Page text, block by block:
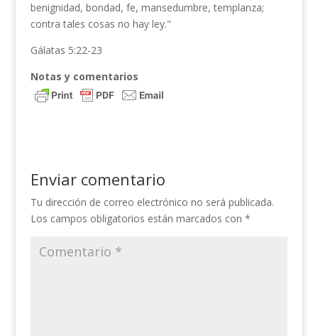
benignidad, bondad, fe, mansedumbre, templanza;
contra tales cosas no hay ley."
Gálatas 5:22-23
Notas y comentarios
Enviar comentario
Tu dirección de correo electrónico no será publicada.
Los campos obligatorios están marcados con *